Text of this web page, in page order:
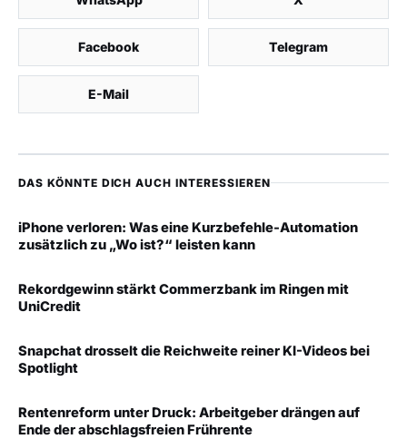
Facebook Telegram
E-Mail
DAS KÖNNTE DICH AUCH INTERESSIEREN
iPhone verloren: Was eine Kurzbefehle-Automation
zusätzlich zu „Wo ist?“ leisten kann
Rekordgewinn stärkt Commerzbank im Ringen mit
UniCredit
Snapchat drosselt die Reichweite reiner KI-Videos bei
Spotlight
Rentenreform unter Druck: Arbeitgeber drängen auf
Ende der abschlagsfreien Frührente